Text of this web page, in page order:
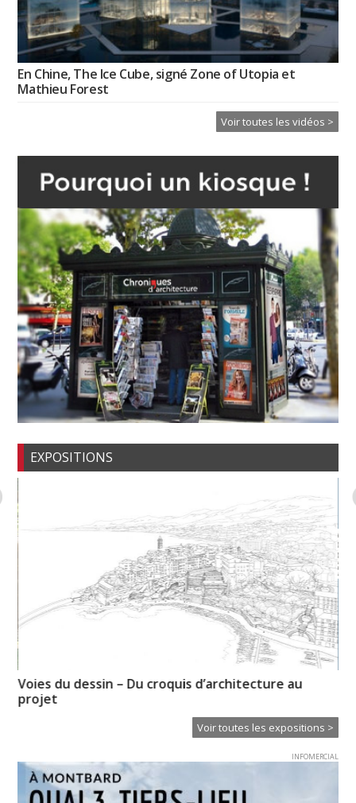
En Chine, The Ice Cube, signé Zone of Utopia et
Mathieu Forest
Voir toutes les vidéos >
EXPOSITIONS
Voies du dessin – Du croquis d’architecture au
projet
Voir toutes les expositions >
INFOMERCIAL